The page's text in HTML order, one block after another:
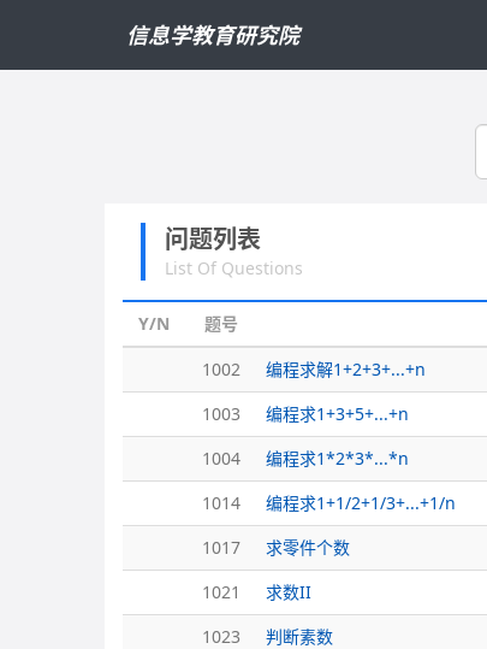
信息学教育研究院
搜
问题列表
List Of Questions
Y/N 题号
1002
编程求解1+2+3+...+n
1003 编程求1+3+5+...+n
1004 编程求1*2*3*...*n
1014 编程求1+1/2+1/3+...+1/n
1017 求零件个数
1021 求数II
1023 判断素数